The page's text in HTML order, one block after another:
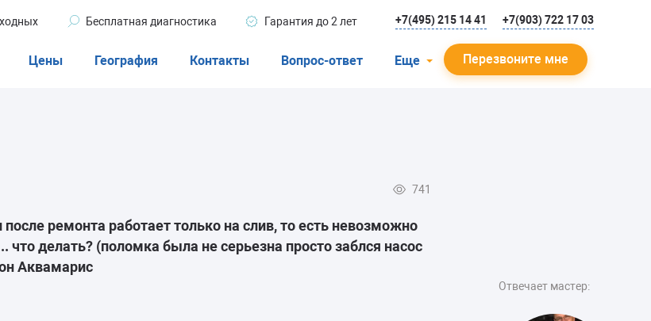
Бесплатная диагностика Гарантия до 2 лет +7(495) 215 14 41 +7(903) 722 17 03
Цены География Контакты Вопрос-ответ Еще
Мастера
Блог
Перезвоните мне
741
ремонта работает только на слив, то есть невозможно
делать? (поломка была не серьезна просто заблся насос
Аквамарис
Отвечает мастер: